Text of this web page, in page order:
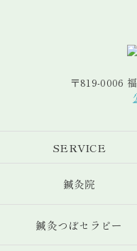
〒819-0006
SERVICE
鍼灸院
鍼灸つぼセラピー